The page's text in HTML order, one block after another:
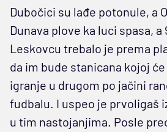
Dubočici su lađe potonule, a
Dunava plove ka luci spasa, a
Leskovcu trebalo je prema
da im bude stanicana kojoj
igranje u drugom po jačini
fudbalu. I uspeo je prvoligaš
u tim nastojanjima. Posle